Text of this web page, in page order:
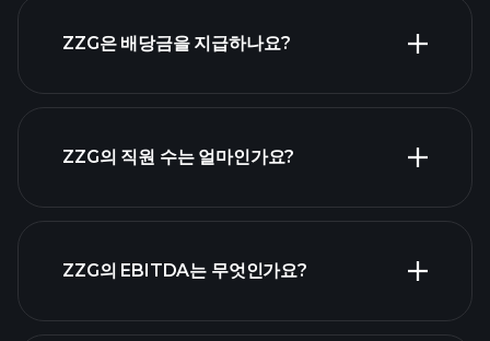
ZZG은 배당금을 지급하나요?
록
ZZG의 직원 수는 얼마인가요?
목록
ZZG의 EBITDA는 무엇인가요?